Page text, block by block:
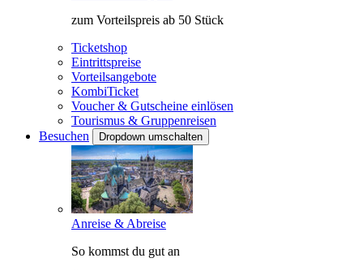
zum Vorteilspreis ab 50 Stück
Ticketshop
Eintrittspreise
Vorteilsangebote
KombiTicket
Voucher & Gutscheine einlösen
Tourismus & Gruppenreisen
Besuchen
Dropdown umschalten
Anreise & Abreise
So kommst du gut an